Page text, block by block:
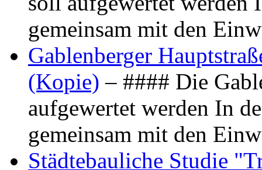
gemeinsam mit den
Gablenberger
(Kopie) – #### Die
aufgewertet werden In
gemeinsam mit den
Städtebauliche Studie